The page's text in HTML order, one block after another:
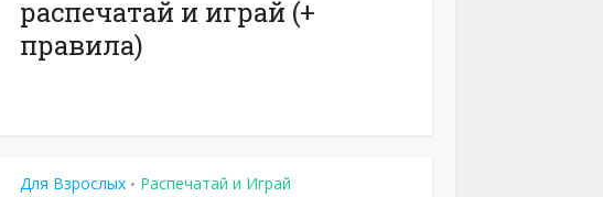
распечатай и играй (+
правила)
Для Взрослых • Распечатай и Играй